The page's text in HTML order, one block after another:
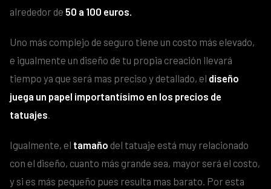
alrededor de 50 a 100 euros.
Uno más complejo de seguro tiene un costo más elevado,
e igualmente un diseño de tu propia creación llevará
tiempo ya que será mas preciso y detallado, el diseño
juega un papel importantísimo en los precios de
tatuajes
Igualmente, el tamaño del tatuaje está muy relacionado
con el diseño, cuanto más grande sea, mayor será el costo,
y si es más pequeño pues resulta mas barato. Por esta